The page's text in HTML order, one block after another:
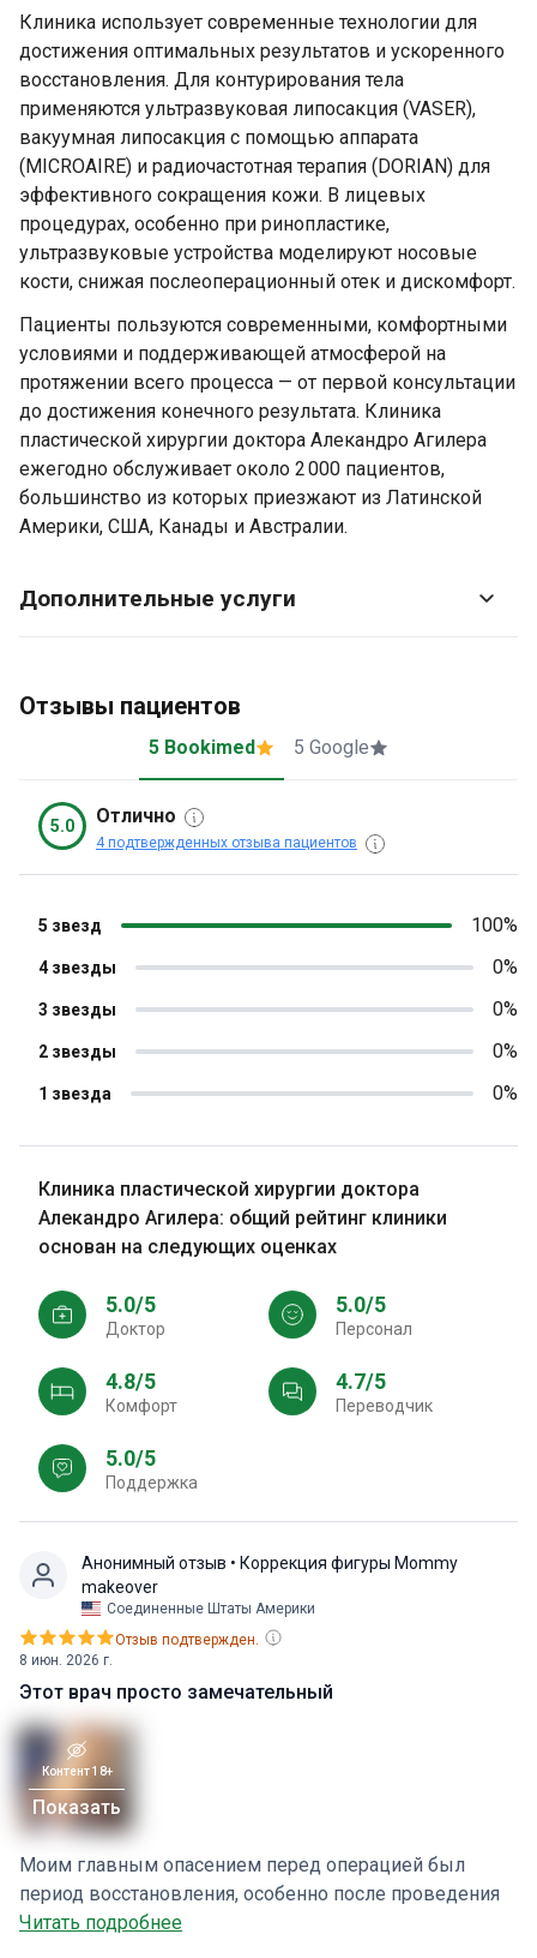
Клиника использует современные технологии для
достижения оптимальных результатов и ускоренного
восстановления. Для контурирования тела
применяются ультразвуковая липосакция (VASER),
вакуумная липосакция с помощью аппарата
(MICROAIRE) и радиочастотная терапия (DORIAN) для
эффективного сокращения кожи. В лицевых
процедурах, особенно при ринопластике,
ультразвуковые устройства моделируют носовые
кости, снижая послеоперационный отек и дискомфорт.
Пациенты пользуются современными, комфортными
условиями и поддерживающей атмосферой на
протяжении всего процесса — от первой консультации
до достижения конечного результата. Клиника
пластической хирургии доктора Алекандро Агилера
ежегодно обслуживает около 2 000 пациентов,
большинство из которых приезжают из Латинской
Америки, США, Канады и Австралии.
Дополнительные услуги
Отзывы пациентов
5 Bookimed 5 Google
5.0 Отлично
4 подтвержденных отзыва пациентов
1 звезда 0%
2 звезды 0%
3 звезды 0%
4 звезды 0%
5 звезд 100%
Клиника пластической хирургии доктора
Алекандро Агилера: общий рейтинг клиники
основан на следующих оценках
5.0/5
Доктор
5.0/5
персонал
4.8/5
Комфорт
4.7/5
Переводчик
5.0/5
Поддержка
Анонимный отзыв • Коррекция фигуры Mommy
makeover
Соединенные Штаты Америки
8 июн. 2026 г.
Отзыв подтвержден.
Этот врач просто замечательный
Контент 18+
Показать
Моим главным опасением перед операцией был
период восстановления, особенно после проведения
всех четырёх процедур одновременно. И это
Читать подробнее